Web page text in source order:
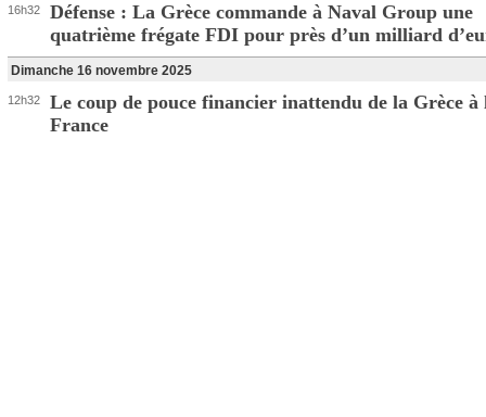
16h32
Défense : La Grèce commande à Naval Group une
quatrième frégate FDI pour près d’un milliard
Dimanche 16 novembre 2025
12h32
Le coup de pouce financier inattendu de la Grèce à
France